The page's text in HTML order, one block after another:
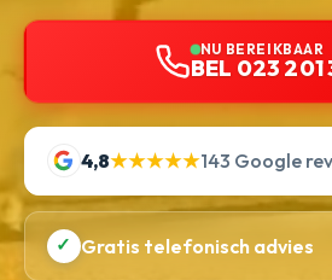
NU BEREIKBAAR
BEL 023 201
4,8★★★★★143 Google
✓ Gratis telefonisch advies